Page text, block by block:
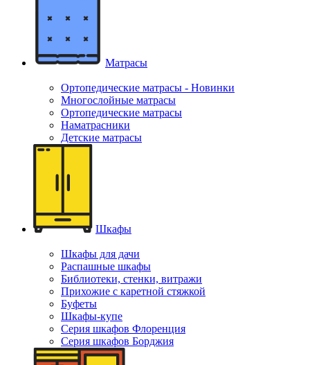
Матрасы
Ортопедические матрасы - Новинки
Многослойные матрасы
Ортопедические матрасы
Наматрасники
Детские матрасы
Шкафы
Шкафы для дачи
Распашные шкафы
Библиотеки, стенки, витражи
Прихожие с каретной стяжкой
Буфеты
Шкафы-купе
Серия шкафов Флоренция
Серия шкафов Борджия